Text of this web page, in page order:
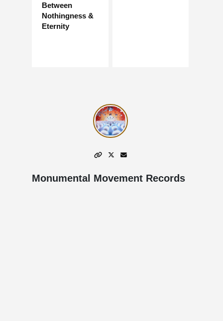
Between
Nothingness &
Eternity
Monumental Movement Records